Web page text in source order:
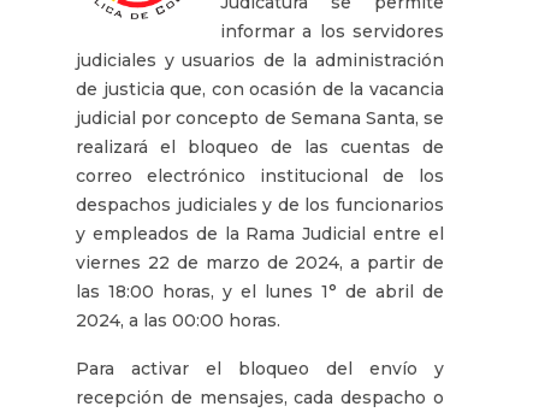
informar a los servidores
judiciales y usuarios de la administración
de justicia que, con ocasión de la vacancia
judicial por concepto de Semana Santa, se
realizará el bloqueo de las cuentas de
correo electrónico institucional de los
despachos judiciales y de los funcionarios
y empleados de la Rama Judicial entre el
viernes 22 de marzo de 2024, a partir de
las 18:00 horas, y el lunes 1° de abril de
2024, a las 00:00 horas.
Para activar el bloqueo del envío y
recepción de mensajes, cada despacho o